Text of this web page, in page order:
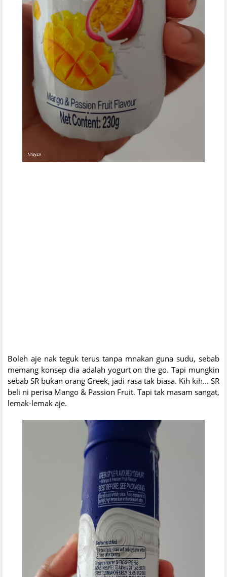
Boleh aje nak teguk terus tanpa mnakan guna sudu, sebab
memang konsep dia adalah yogurt on the go. Tapi mungkin
sebab SR bukan orang Greek, jadi rasa tak biasa. Kih kih... SR
beli ni perisa Mango & Passion Fruit. Tapi tak masam sangat,
lemak-lemak aje.